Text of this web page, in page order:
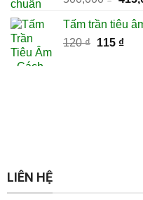
hạng
5 sao
là:
Tấm trần tiêu
120₫ Giá
115 ₫Giá
LIÊN HỆ